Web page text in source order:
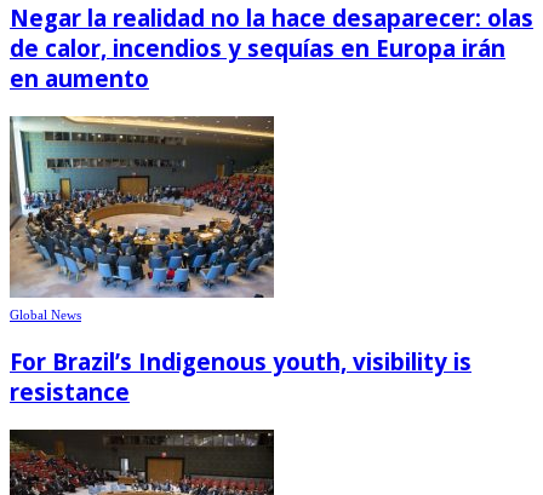
Negar la realidad no la hace desaparecer: olas
de calor, incendios y sequías en Europa irán
en aumento
Global News
For Brazil’s Indigenous youth, visibility is
resistance